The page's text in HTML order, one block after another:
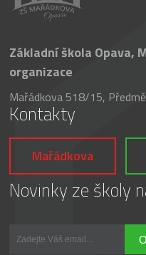
Základní škola Opava,
organizace
Mařádkova 518/15,
Kontakty
Mařádkova
Novinky ze školy